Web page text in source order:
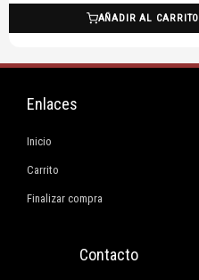
AÑADIR AL CARRITO
Enlaces
Inicio
Carrito
Finalizar compra
Contacto